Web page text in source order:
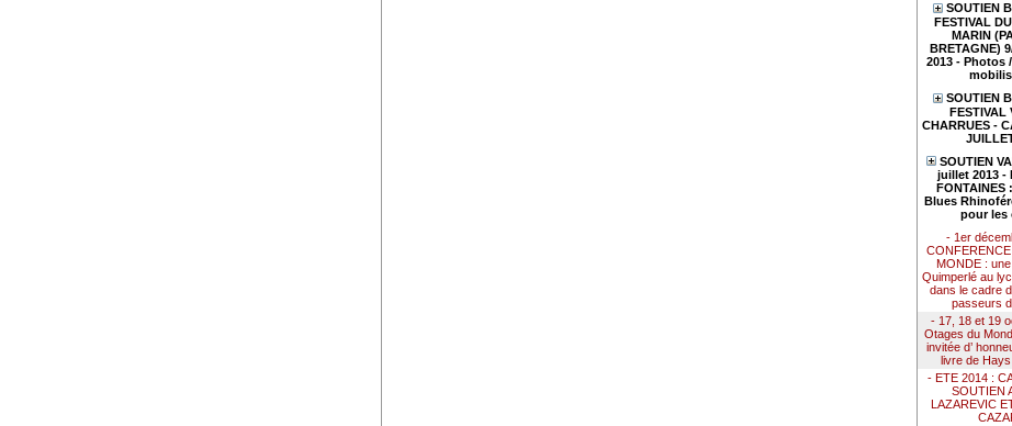
SOUTIEN
FESTIVAL
MARIN
BRETAGNE)
2013 - Photos
SOUTIEN
FESTIVAL
CHARRUES -
SOUTIEN
juillet 2013 -
FONTAINES
Blues
pour les
- 1er
MONDE :
Quimperlé au
dans le cadre
passeurs
- 17, 18 et 19
Otages du
invitée d’
livre de Hays
- ETE 2014 :
SOUTIEN
LAZAREVIC